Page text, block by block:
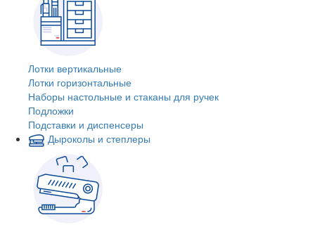
Лотки вертикальные
Лотки горизонтальные
Наборы настольные и стаканы для ручек
Подложки
Подставки и диспенсеры
Дыроколы и степлеры